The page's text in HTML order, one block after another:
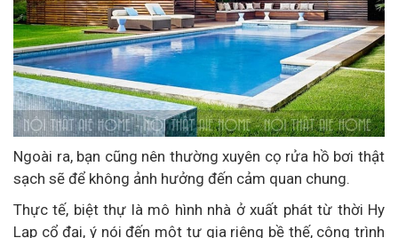
Ngoài ra, bạn cũng nên thường xuyên cọ rửa hồ bơi thật
sạch sẽ để không ảnh hưởng đến cảm quan chung.
Thực tế, biệt thự là mô hình nhà ở xuất phát từ thời Hy
Lạp cổ đại, ý nói đến một tư gia riêng bề thế, công trình